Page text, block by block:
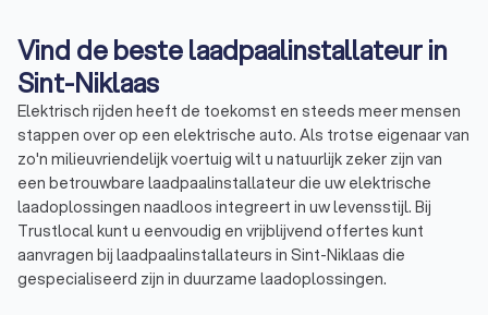
Vind de beste laadpaalinstallateur in
Sint-Niklaas
Elektrisch rijden heeft de toekomst en steeds meer mensen
stappen over op een elektrische auto. Als trotse eigenaar van
zo'n milieuvriendelijk voertuig wilt u natuurlijk zeker zijn van
een betrouwbare laadpaalinstallateur die uw elektrische
laadoplossingen naadloos integreert in uw levensstijl. Bij
Trustlocal kunt u eenvoudig en vrijblijvend offertes kunt
aanvragen bij laadpaalinstallateurs in Sint-Niklaas die
gespecialiseerd zijn in duurzame laadoplossingen.